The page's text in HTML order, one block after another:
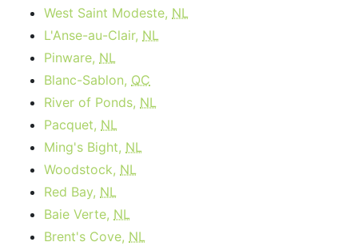
West Saint Modeste, NL
L'Anse-au-Clair, NL
Pinware, NL
Blanc-Sablon, QC
River of Ponds, NL
Pacquet, NL
Ming's Bight, NL
Woodstock, NL
Red Bay, NL
Baie Verte, NL
Brent's Cove, NL